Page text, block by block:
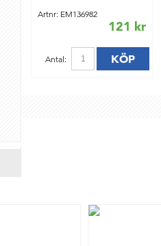
Artnr: EM136982
121 kr
Antal: KÖP